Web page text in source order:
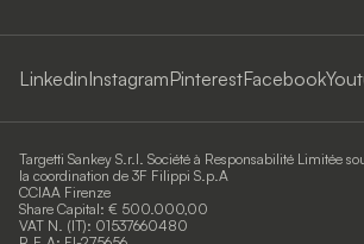
LinkedinInstagramPinterestFacebook
Targetti Sankey S.r.l. Société à Responsabilité Limitée
la coordination de 3F Filippi S.p.A
CCIAA Firenze
Share Capital: € 500.000,00
VAT N. (IT): 01537660480